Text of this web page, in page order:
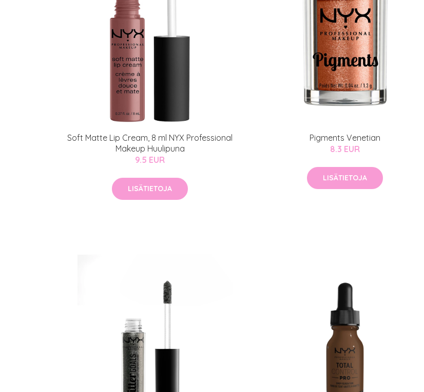
Soft Matte Lip Cream, 8 ml NYX Professional
Makeup Huulipuna
9.5 EUR
LISÄTIETOJA
Pigments Venetian
8.3 EUR
LISÄTIETOJA
IdealofMeD Kauppa
Kaikki IdealofMeDin tuotteet -20 %!